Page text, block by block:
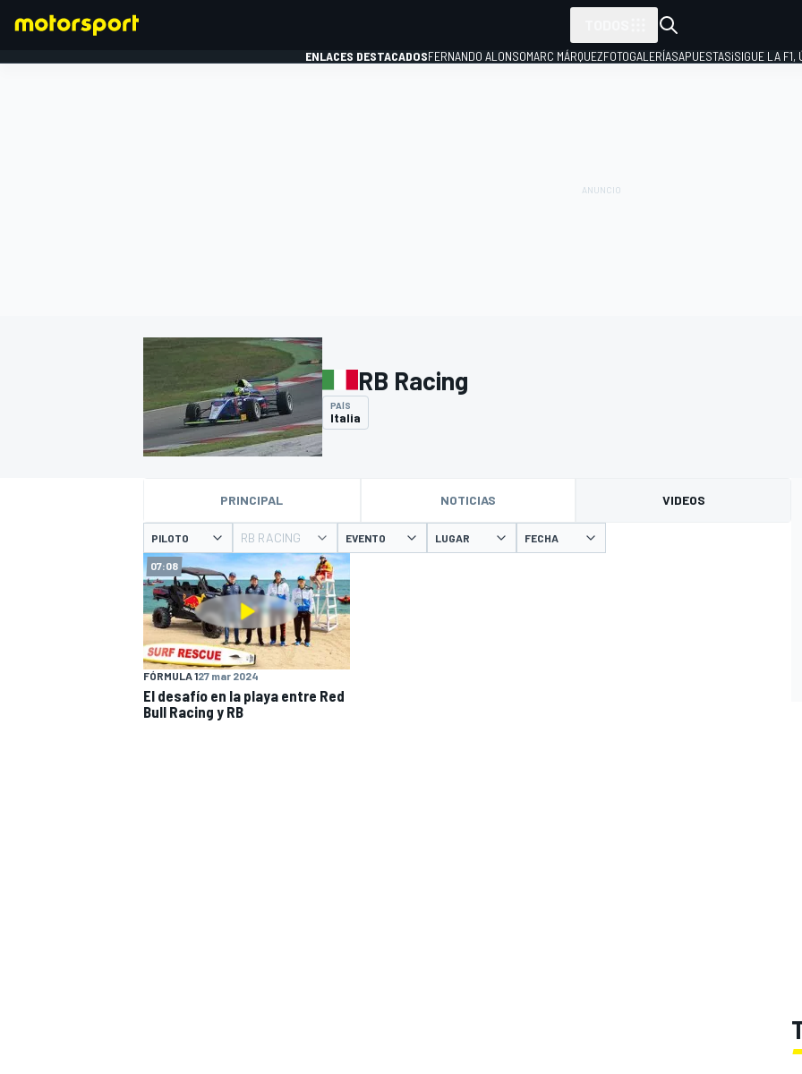
INDYCAR
WEC
ENLACES DESTACADOSFERNANDO ALONSOMARC MÁRQUEZFOTOGALERÍASAPUESTAS¡SIGUE LA F1,
RB Racing
PAÍS
Italia
PRINCIPAL NOTICIAS VIDEOS
PILOTO RB RACING EVENTO LUGAR FECHA
07:08
FÓRMULA 127 mar 2024
El desafío en la playa entre Red
Bull Racing y RB